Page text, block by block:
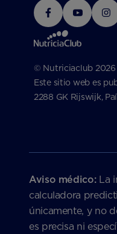
© Nutriciaclub 2026
Este sitio web es
2288 GK Rijswijk,
Aviso médico:La
calculadora
únicamente, y no
es precisa ni